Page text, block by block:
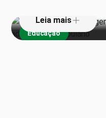
Educação
Leia mais